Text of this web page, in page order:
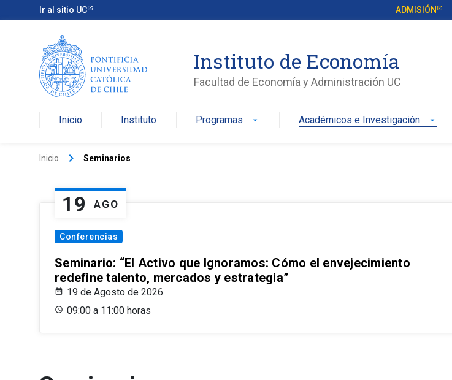
Ir al sitio UC ADMISIÓN
Instituto de Economía
Facultad de Economía y Administración UC
Inicio Instituto Programas arrow_drop_down Académicos e Investigación arrow_drop_down
Inicio keyboard_arrow_right Seminarios
19 AGO
Conferencias
Seminario: “El Activo que Ignoramos: Cómo el envejecimiento
redefine talento, mercados y estrategia”
19 de Agosto de 2026
09:00 a 11:00 horas